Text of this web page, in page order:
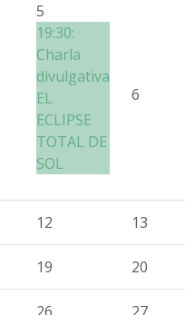
5
19:30:
Charla
divulgativa
EL
ECLIPSE
TOTAL DE
SOL
6
12 13
19 20